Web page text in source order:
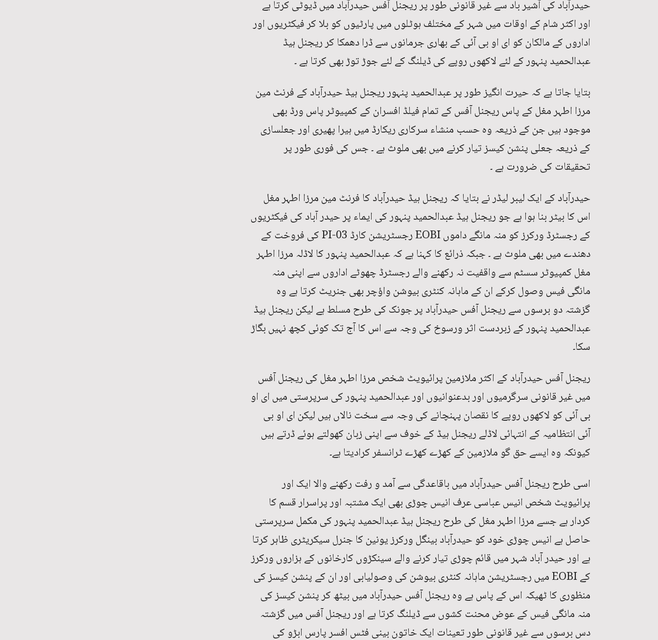
حیدرآباد کی آشیر باد سے غیر قانونی طور پر ریجنل آفس حیدرآباد میں ڈیوٹی کرتا ہے
اور اکثر شام کے اوقات میں شہر کے مختلف ہوٹلوں میں پارٹیوں کو بلا کر فیکٹریوں اور
اداروں کے مالکان کو ای او بی آئی کے بھاری جرمانوں سے ڈرا دھمکا کر ریجنل ہیڈ
عبدالحمید پنہور کے لئے لاکھوں روپے کی ڈیلنگ کے لئے جوڑ توڑ بھی کرتا ہے ۔
بتایا جاتا ہے کہ حیرت انگیز طور پر عبدالحمید پنہور ریجنل ہیڈ حیدرآباد کے فرنٹ مین
مرزا اطہر مغل کے پاس ریجنل آفس کے تمام فیلڈ افسران کے کمپیوٹر پاس ورڈ بھی
موجود ہیں جن کے ذریعہ وہ حسب منشاء سرکاری ریکارڈ میں ہیرا پھیری اور جعلسازی
کے ذریعہ جعلی پنشن کیسز تیار کرنے میں بھی ملوث ہے ۔ جس کی فوری طور پر
تحقیقات کی ضرورت ہے ۔
حیدرآباد کے ایک لیبر لیڈر نے بتایا کہ ریجنل ہیڈ حیدرآباد کا فرنٹ مین مرزا اطہر مغل
اس کا بیٹر بنا ہوا ہے جو ریجنل ہیڈ عبدالحمید پنہور کی ایماء پر حیدر آباد کی فیکٹریوں
کے رجسٹرڈ ورکرز کو منہ مانگے داموں EOBI رجسٹریشن کارڈ PI-03 کی فروخت کے
دھندے میں بھی ملوث ہے ۔ جبکہ ذرائع کا کہنا ہے کہ عبدالحمید پنہور کا لاڈلہ مرزا اطہر
مغل کمپیوٹر سسٹم سے واقفیت نہ رکھنے والے رجسٹرڈ چھوٹے اداروں سے اپنی منہ
مانگی فیس وصول کرکے ان کے ماہانہ کنٹری بیوشن واؤچر بھی جنریٹ کرتا ہے وہ
گزشتہ دو برسوں سے ریجنل آفس حیدرآباد پر جونک کی طرح مسلط ہے لیکن ریجنل ہیڈ
عبدالحمید پنہور کے زبردست اثر ورسوخ کی وجہ سے اس کا آج تک کوئی کچھ نہیں بگاڑ
سکا۔
ریجنل آفس حیدرآباد کے اکثر ملازمین پرائیویٹ شخص مرزا اطہر مغل کی ریجنل آفس
میں غیر قانونی سرگرمیوں اور بدعنوانیوں اور عبدالحمید پنہور کی سرپرستی میں ای او
بی آئی کو لاکھوں روپے کا نقصان پہنچانے کی وجہ سے سخت نالاں ہیں لیکن ای او بی
آئی انتظامیہ کے انتہائی لاڈلے ریجنل ہیڈ کے خوف سے اپنی زبان کھولتے ہوئے ڈرتے ہیں
کیونکہ وہ ایسے حق گو ملازمین کے کھڑے کھڑے ٹرانسفر کرادیتا ہے۔
اسی طرح ریجنل آفس حیدرآباد میں باقاعدگی سے آمد و رفت رکھنے والا ایک اور
پرائیویٹ شخص انیس عباسی عرف انیس چوڑی بھی ایک مشتبہ اور پراسرار قسم کا
کردار ہے جسے مرزا اطہر مغل کی طرح ریجنل ہیڈ عبدالحمید پنہور کی مکمل سرپرستی
حاصل ہے انیس چوڑی خود کو حیدرآباد بینگل ورکرز یونین کا جنرل سیکریٹری ظاہر کرتا
ہے اور حیدر آباد شہر میں قائم چوڑی تیار کرنے والے سینکڑوں کارخانوں کے ہزاروں ورکرز
کے EOBI میں رجسٹریشن ماہانہ کنٹری بیوشن کی وصولیابی اور ان کے پنشن کیسز کی
منظوری کا ٹھیکہ اس کے پاس ہے وہ ریجنل آفس حیدرآباد میں بیٹھ کر پنشن کیسز کی
منہ مانگی فیس کے عوض محنت کشوں سے ڈیلنگ کرتا ہے اور ریجنل آفس میں گزشتہ
دس برسوں سے غیر قانونی طور تعینات ایک خاتون بینی فٹس افسر پارس ابڑو کی